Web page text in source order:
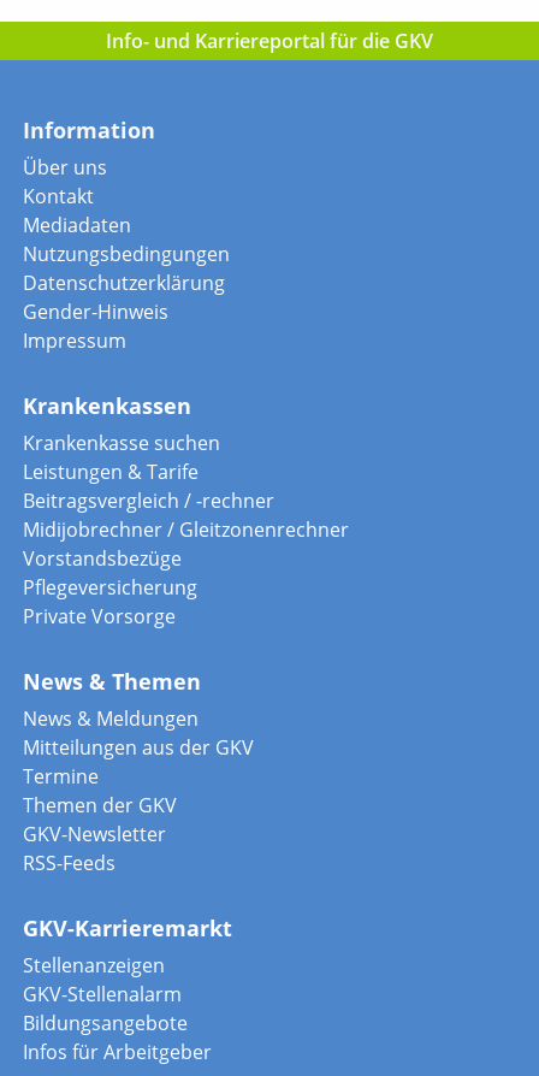
Info- und Karriereportal für die GKV
Information
Über uns
Kontakt
Mediadaten
Nutzungsbedingungen
Datenschutzerklärung
Gender-Hinweis
Impressum
Krankenkassen
Krankenkasse suchen
Leistungen & Tarife
Beitragsvergleich / -rechner
Midijobrechner / Gleitzonenrechner
Vorstandsbezüge
Pflegeversicherung
Private Vorsorge
News & Themen
News & Meldungen
Mitteilungen aus der GKV
Termine
Themen der GKV
GKV-Newsletter
RSS-Feeds
GKV-Karrieremarkt
Stellenanzeigen
GKV-Stellenalarm
Bildungsangebote
Infos für Arbeitgeber